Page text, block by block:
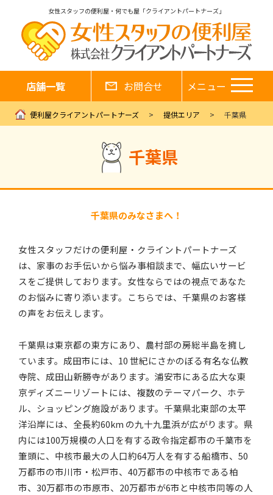
女性スタッフの便利屋・何でも屋「クライアントパートナーズ」
店舗一覧 お問合せ メニュー
便利屋クライアントパートナーズ 提供エリア 千葉県
千葉県
千葉県のみなさまへ！
女性スタッフだけの便利屋・クライントパートナーズ
は、家事のお手伝いから悩み事相談まで、幅広いサービ
スをご提供しております。女性ならではの視点であなた
のお悩みに寄り添います。こちらでは、千葉県のお客様
の声をお伝えします。
千葉県は東京都の東方にあり、農村部の房総半島を擁し
ています。成田市には、10 世紀にさかのぼる有名な仏教
寺院、成田山新勝寺があります。浦安市にある広大な東
京ディズニーリゾートには、複数のテーマパーク、ホテ
ル、ショッピング施設があります。千葉県北東部の太平
洋沿岸には、全長約60km の九十九里浜が広がります。県
内には100万規模の人口を有する政令指定都市の千葉市を
筆頭に、中核市最大の人口約64万人を有する船橋市、50
万都市の市川市・松戸市、40万都市の中核市である柏
市、30万都市の市原市、20万都市が6市と中核市同等の人